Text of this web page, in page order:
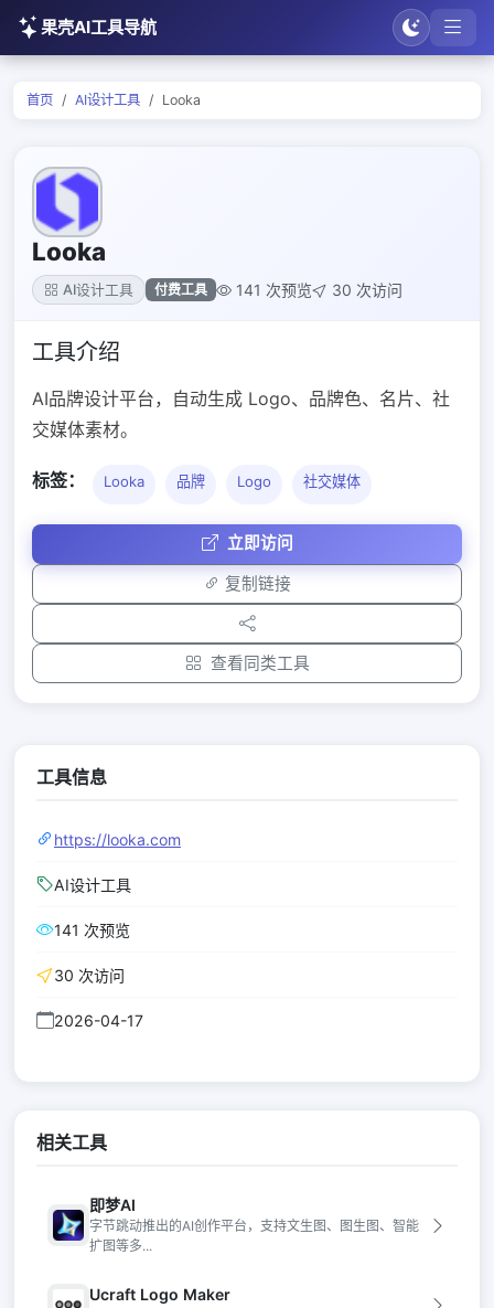
果壳AI工具导航
首页 AI设计工具 Looka
Looka
AI设计工具 付费工具 141 次预览 30 次访问
工具介绍
AI品牌设计平台，自动生成 Logo、品牌色、名片、社
交媒体素材。
标签： Looka 品牌 Logo 社交媒体
立即访问
复制链接
查看同类工具
工具信息
https://looka.com
AI设计工具
141 次预览
30 次访问
2026-04-17
相关工具
即梦AI
字节跳动推出的AI创作平台，支持文生图、图生图、智能
扩图等多...
Ucraft Logo Maker